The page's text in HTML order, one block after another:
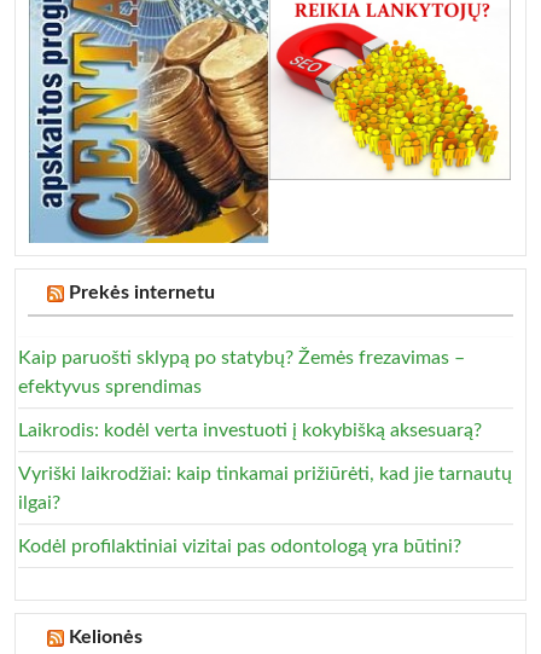
Prekės internetu
Kaip paruošti sklypą po statybų? Žemės frezavimas –
efektyvus sprendimas
Laikrodis: kodėl verta investuoti į kokybišką aksesuarą?
Vyriški laikrodžiai: kaip tinkamai prižiūrėti, kad jie tarnautų
ilgai?
Kodėl profilaktiniai vizitai pas odontologą yra būtini?
Kelionės